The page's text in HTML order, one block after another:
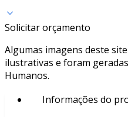
Solicitar orçamento
Algumas imagens deste
ilustrativas e foram
Humanos.
Informações do